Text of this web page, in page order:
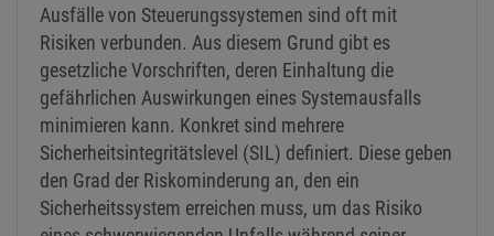
Ausfälle von Steuerungssystemen sind oft mit
Risiken verbunden. Aus diesem Grund gibt es
gesetzliche Vorschriften, deren Einhaltung die
gefährlichen Auswirkungen eines Systemausfalls
minimieren kann. Konkret sind mehrere
Sicherheitsintegritätslevel (SIL) definiert. Diese geben
den Grad der Riskominderung an, den ein
Sicherheitssystem erreichen muss, um das Risiko